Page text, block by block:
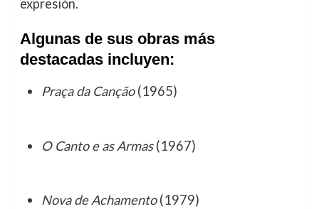
expresión.
Algunas de sus obras más
destacadas incluyen:
Praça da Canção(1965)
O Canto e as Armas(1967)
Nova de Achamento(1979)